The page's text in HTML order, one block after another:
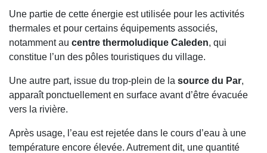
Une partie de cette énergie est utilisée pour les activités
thermales et pour certains équipements associés,
notamment au centre thermoludique Caleden, qui
constitue l’un des pôles touristiques du village.
Une autre part, issue du trop-plein de la source du Par,
apparaît ponctuellement en surface avant d’être évacuée
vers la rivière.
Après usage, l’eau est rejetée dans le cours d’eau à une
température encore élevée. Autrement dit, une quantité